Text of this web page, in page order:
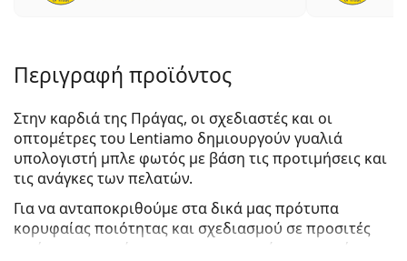
Περιγραφή προϊόντος
Στην καρδιά της Πράγας, οι σχεδιαστές και οι
οπτομέτρες του Lentiamo δημιουργούν γυαλιά
υπολογιστή μπλε φωτός με βάση τις προτιμήσεις και
τις ανάγκες των πελατών.
Για να ανταποκριθούμε στα δικά μας πρότυπα
κορυφαίας ποιότητας και σχεδιασμού σε προσιτές
τιμές, οι οπτικοί μας πραγματοποιούν εκτεταμένες